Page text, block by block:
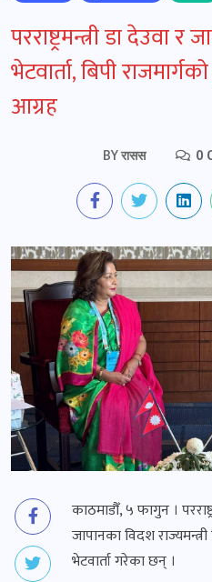
परराष्ट्रमन्त्री डा देउवा र
भेटवार्ता, बिपी
आग्रह
BYरासस 0
काठमाडौँ, ५ फागुन ।
जापानका विदश
भेटवार्ता गरेका छन् ।